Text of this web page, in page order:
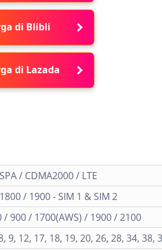
di Blibli
di Lazada
/ CDMA2000 / LTE
/ 1900 - SIM 1 & SIM 2
/ 900 / 1700(AWS) / 1900 / 2100
9, 12, 17, 18, 19, 20, 26, 28, 34, 38,